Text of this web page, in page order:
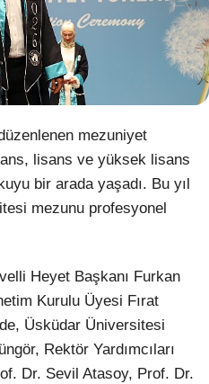
Youtube
Pinterest
Dribbble
LinkedIn
mezuniyet
lisans ve yüksek lisans
bir arada yaşadı. Bu yıl
mezunu profesyonel
Heyet Başkanı Furkan
Kurulu Üyesi Fırat
Üsküdar Üniversitesi
Rektör Yardımcıları
Dr. Sevil Atasoy, Prof. Dr.